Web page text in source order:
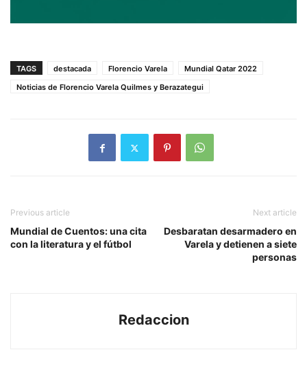
TAGS destacada Florencio Varela
Mundial Qatar 2022
Noticias de Florencio Varela Quilmes y Berazategui
Previous article
Mundial de Cuentos: una cita
con la literatura y el fútbol
Next article
Desbaratan desarmadero en
Varela y detienen a siete
personas
Redaccion